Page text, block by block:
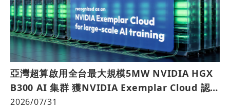
亞灣超算啟用全台最大規模5MW NVIDIA HGX
B300 AI 集群 獲NVIDIA Exemplar Cloud 認證
躋身亞太 AI 雲領先行列
2026/07/31